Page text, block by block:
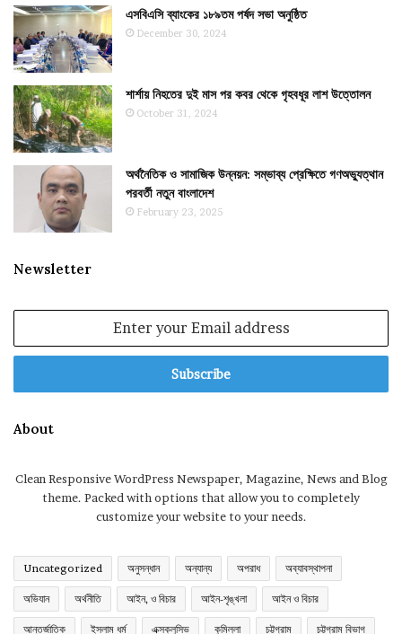
এসবিএসি ব্যাংকের ১৮৯তম পর্ষদ সভা অনুষ্ঠিত
December 30, 2024
শার্শায় নিহতের দুই মাস পর কবর থেকে গৃহবধূর লাশ উত্তোলন
October 31, 2024
অর্থনৈতিক ও সামাজিক উন্নয়ন: সম্ভাব্য প্রেক্ষিতে গণঅভ্যুত্থান
পরবর্তী নতুন বাংলাদেশ
February 23, 2025
Newsletter
Email
About
Clean Responsive WordPress Newspaper, Magazine, News and Blog
theme. Packed with options that allow you to completely
customize your website to your needs.
Uncategorized অনুসন্ধান অন্যান্য অপরাধ অব্যাবস্থাপনা
অভিযান অর্থনীতি আইন, ও বিচার আইন-শৃঙ্খলা আইন ও বিচার
আন্তর্জাতিক ইসলাম ধর্ম এক্সক্লুসিভ কুমিল্লা চট্টগ্রাম চট্টগ্রাম বিভাগ